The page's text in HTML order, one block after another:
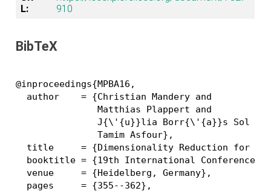
L:
910
BibTeX
@inproceedings{MPBA16,
  author    = {Christian Mandery and
               Matthias Plappert and
J{\'{u}}lia Borr{\'{a}}s Sol
               Tamim Asfour},
title     = {Dimensionality Reduction for
booktitle = {19th International Conference
  venue     = {Heidelberg, Germany},
  pages     = {355--362},